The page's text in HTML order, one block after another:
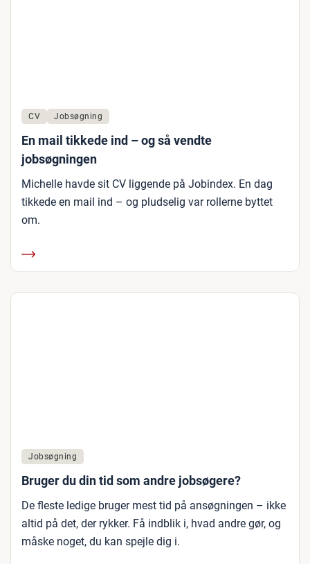
CV Jobsøgning
En mail tikkede ind – og så vendte
jobsøgningen
Michelle havde sit CV liggende på Jobindex. En dag
tikkede en mail ind – og pludselig var rollerne byttet
om.
Jobsøgning
Bruger du din tid som andre jobsøgere?
De fleste ledige bruger mest tid på ansøgningen – ikke
altid på det, der rykker. Få indblik i, hvad andre gør, og
måske noget, du kan spejle dig i.